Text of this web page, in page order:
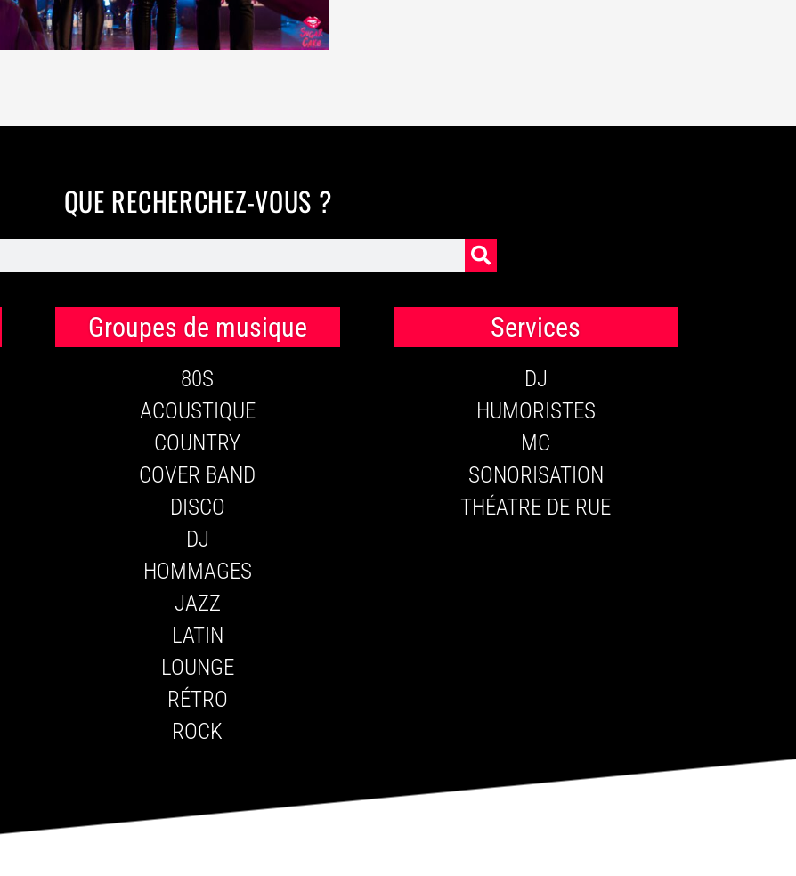
QUE RECHERCHEZ-VOUS ?
Groupes de musique
80S
ACOUSTIQUE
COUNTRY
COVER BAND
DISCO
DJ
HOMMAGES
JAZZ
LATIN
LOUNGE
RÉTRO
ROCK
Services
DJ
HUMORISTES
MC
SONORISATION
THÉATRE DE RUE